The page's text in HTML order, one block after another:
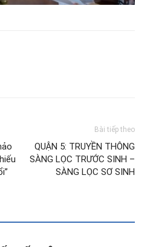
Bài tiếp theo
QUẬN 5: TRUYỀN THÔNG
SÀNG LỌC TRƯỚC SINH –
SÀNG LỌC SƠ SINH